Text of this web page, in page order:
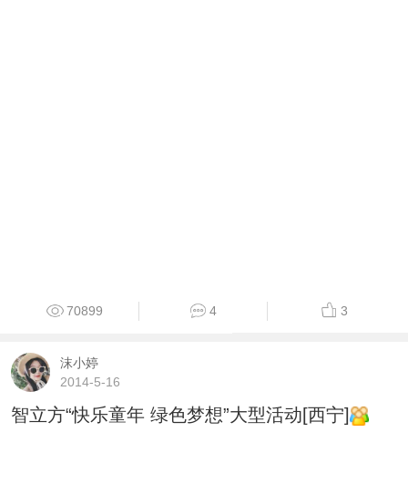
70899 4 3
沫小婷
2014-5-16
智立方“快乐童年 绿色梦想”大型活动[西宁]